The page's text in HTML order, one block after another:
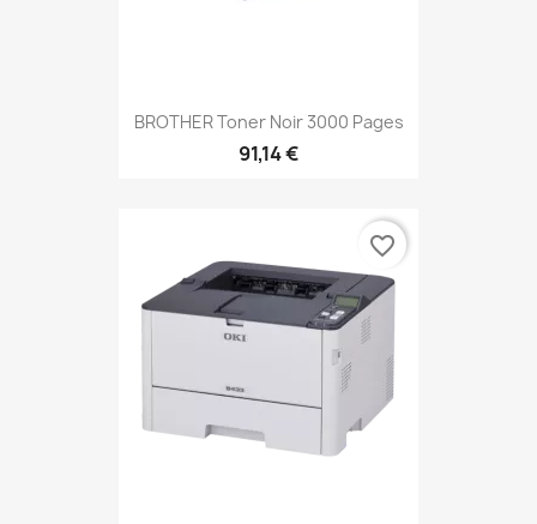
BROTHER Toner Noir 3000 Pages
91,14 €
favorite_border